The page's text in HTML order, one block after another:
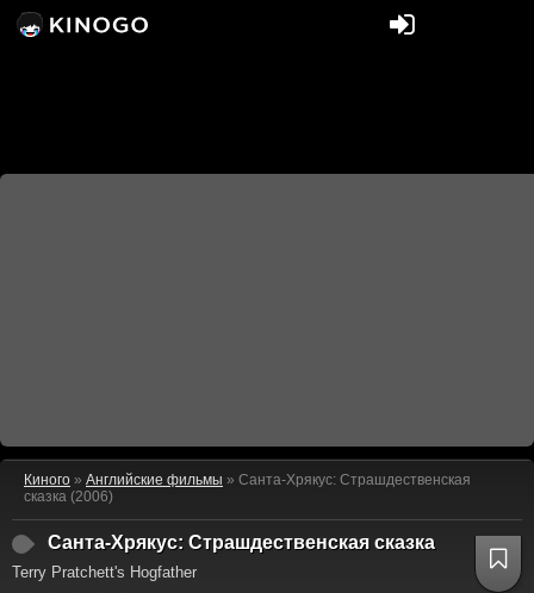
Киного » Английские фильмы » Санта-Хрякус: Страшдественская
сказка (2006)
Санта-Хрякус: Страшдественская сказка
Terry Pratchett's Hogfather